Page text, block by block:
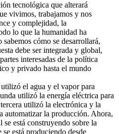
tecnológica que alterará
vivimos, trabajamos y nos
y complejidad, la
lo que la humanidad ha
cómo se desarrollará,
debe ser integrada y global,
interesadas de la política
y privado hasta el mundo
el agua y el vapor para
utilizó la energía eléctrica para
utilizó la electrónica y la
automatizar la producción. Ahora,
está construyendo sobre la
está produciendo desde